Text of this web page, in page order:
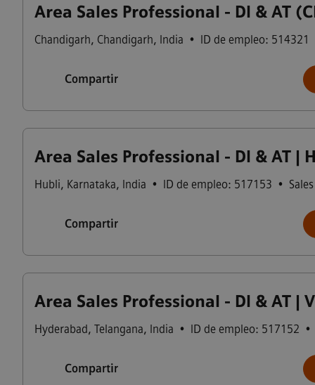
Area Sales Professional - DI & AT
Chandigarh, Chandigarh, India • ID de empleo: 514321
Compartir
Area Sales Professional - DI & AT |
Hubli, Karnataka, India • ID de empleo: 517153 • Sales
Compartir
Area Sales Professional - DI & AT |
Hyderabad, Telangana, India • ID de empleo: 517152 •
Compartir